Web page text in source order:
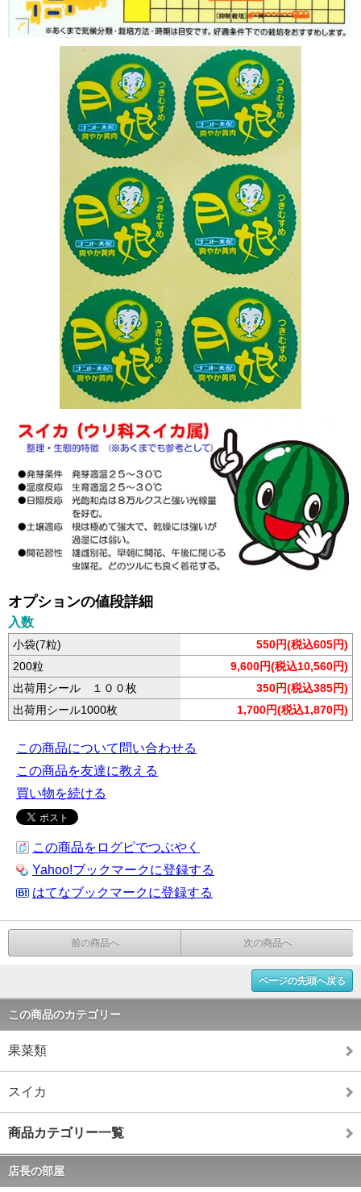
オプションの値段詳細
入数
小袋(7粒)
550円(税込605円)
200粒
9,600円(税込10,560円)
出荷用シール １００枚
350円(税込385円)
出荷用シール1000枚
1,700円(税込1,870円)
この商品について問い合わせる
この商品を友達に教える
買い物を続ける
この商品をログピでつぶやく
Yahoo!ブックマークに登録する
はてなブックマークに登録する
前の商品へ 次の商品へ
ページの先頭へ戻る
この商品のカテゴリー
果菜類
スイカ
商品カテゴリー一覧
店長の部屋